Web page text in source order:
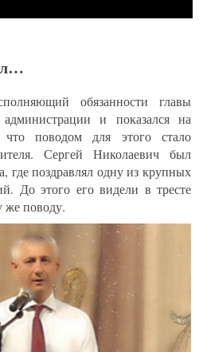
обязанности главы
и показался на
поводом для этого стало
Сергей Николаевич был
где поздравлял одну из крупных
До этого его видели в тресте
же поводу.